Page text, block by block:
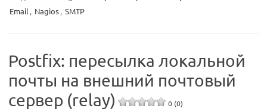
Email , Nagios, SMTP
Postfix: пересылка локальной
почты на внешний почтовый
сервер (relay)
0 (0)